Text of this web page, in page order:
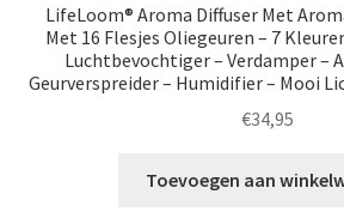
LifeLoom® Aroma Diffuser Met
Met 16 Flesjes Oliegeuren – 7
Luchtbevochtiger – Verdamper –
Geurverspreider – Humidifier – Mooi
€34,95
Toevoegen aan